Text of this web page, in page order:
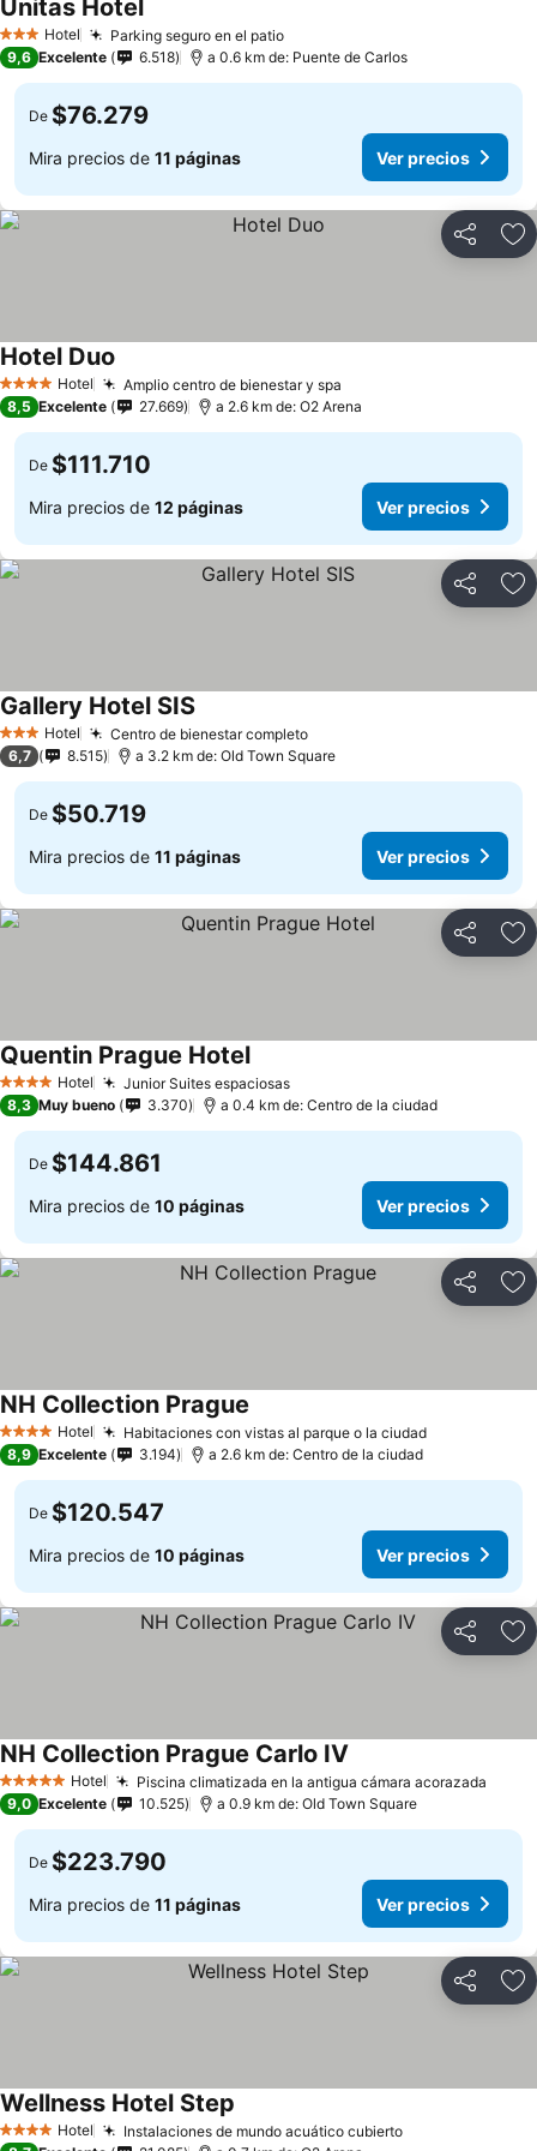
3 Estrellas
Hotel Parking seguro en el patioVer precios
Unitas Hotel Ver precios
9,6 Excelente 6.518 a 0.6 km de: Puente de Carlos
De $76.279
Mira precios de 11 páginas Ver precios
Compartir
4 EstrellasHotel Amplio centro de bienestar y spa
Hotel Duo
8,5 Excelente 27.669 a 2.6 km de: O2 Arena
De $111.710
Mira precios de 12 páginas Ver precios
Compartir
3 Estrellas
Hotel Centro de bienestar completoVer precios
Gallery Hotel SIS
6,7 8.515 a 3.2 km de: Old Town Square
De $50.719
Mira precios de 11 páginas Ver precios
Compartir
4 EstrellasHotel Junior Suites espaciosasVer precios
Quentin Prague HotelVer precios
8,3 Muy bueno 3.370 a 0.4 km de: Centro de la ciudad
De $144.861
Mira precios de 10 páginas Ver precios
Compartir
4 EstrellasHotel Habitaciones con vistas al parque o la ciudadVer precios
NH Collection Prague
8,9 Excelente 3.194 a 2.6 km de: Centro de la ciudad
De $120.547
Mira precios de 10 páginas Ver precios
Compartir
5 Estrellas Hotel Piscina climatizada en la antigua cámara acorazada
NH Collection Prague Carlo IV
9,0 Excelente 10.525 a 0.9 km de: Old Town Square
De $223.790
Mira precios de 11 páginas Ver precios
Compartir
4 EstrellasHotel Instalaciones de mundo acuático cubiertoVer precios
Wellness Hotel Step